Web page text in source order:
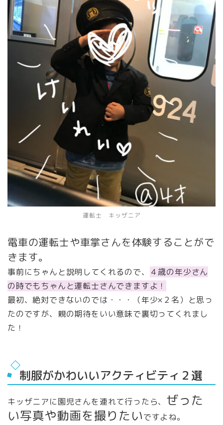
運転士 キッザニア
電車の運転士や車掌さんを体験することがで
きます。
事前にちゃんと説明してくれるので、
４歳の年少さん
の時でもちゃんと運転士さんできますよ！
最初、絶対できないのでは・・・（年少×２名）と思っ
たのですが、親の期待をいい意味で裏切ってくれまし
た！
制服がかわいいアクティビティ２選
キッザニアに園児さんを連れて行ったら、 ぜった
い写真や動画を撮りたいですよね。